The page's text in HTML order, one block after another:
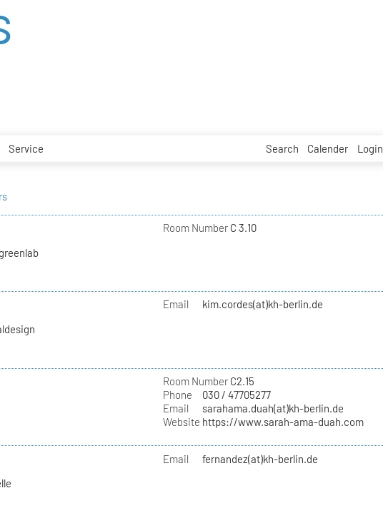
Service Search Calender Login
Room NumberC 3.10
Email kim.cordes(at)kh-berlin.de
Room NumberC2.15
Phone
030 / 47705277
Email
sarahama.duah(at)kh-berlin.de
Website https://www.sarah-ama-duah.com
Email fernandez(at)kh-berlin.de